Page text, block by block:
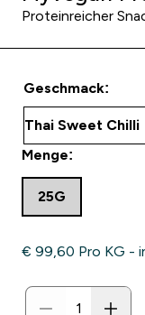
Proteinreicher
Geschmack:
Menge:
25G
€ 99,60‎ Pro KG -